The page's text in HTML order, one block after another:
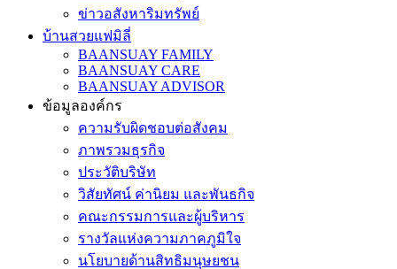
ข่าวอสังหาริมทรัพย์
บ้านสวยแฟมิลี่
BAANSUAY FAMILY
BAANSUAY CARE
BAANSUAY ADVISOR
ข้อมูลองค์กร
ความรับผิดชอบต่อสังคม
ภาพรวมธุรกิจ
ประวัติบริษัท
วิสัยทัศน์ ค่านิยม และพันธกิจ
คณะกรรมการและผู้บริหาร
รางวัลแห่งความภาคภูมิใจ
นโยบายด้านสิทธิมนุษยชน